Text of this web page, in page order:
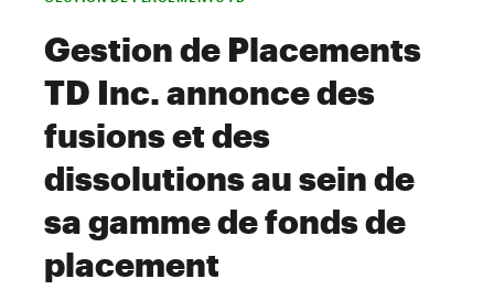
Gestion de Placements
TD Inc. annonce des
fusions et des
dissolutions au sein de
sa gamme de fonds de
placement